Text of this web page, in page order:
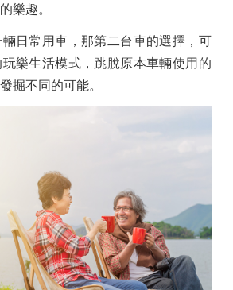
樂趣。
日常用車，那第二台車的選擇，可
樂生活模式，跳脫原本車輛使用的
掘不同的可能。